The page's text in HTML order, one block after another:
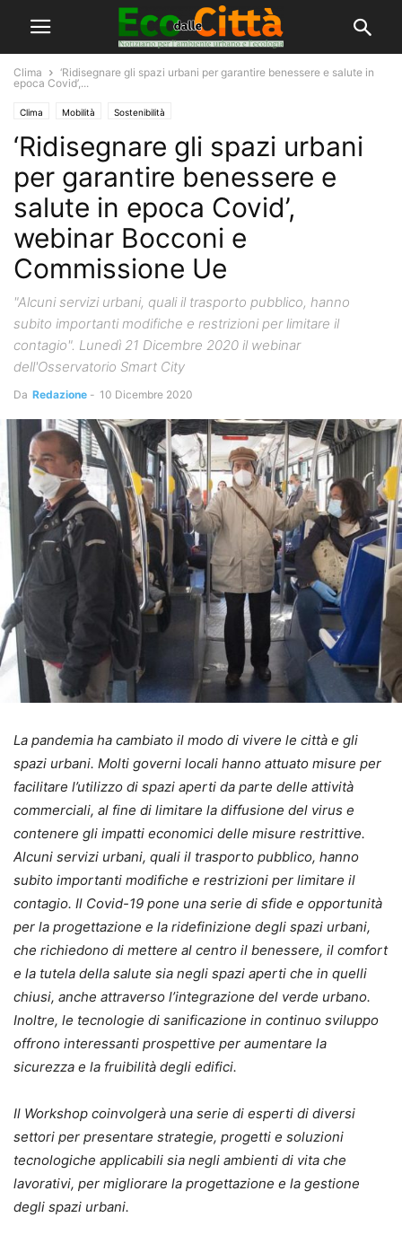
Clima
‘Ridisegnare gli spazi urbani per garantire benessere e salute in
epoca Covid’,...
Clima Mobilità Sostenibilità
‘Ridisegnare gli spazi urbani
per garantire benessere e
salute in epoca Covid’,
webinar Bocconi e
Commissione Ue
"Alcuni servizi urbani, quali il trasporto pubblico, hanno
subito importanti modifiche e restrizioni per limitare il
contagio". Lunedì 21 Dicembre 2020 il webinar
dell'Osservatorio Smart City
Da Redazione - 10 Dicembre 2020
La pandemia ha cambiato il modo di vivere le città e gli
spazi urbani. Molti governi locali hanno attuato misure per
facilitare l’utilizzo di spazi aperti da parte delle attività
commerciali, al fine di limitare la diffusione del virus e
contenere gli impatti economici delle misure restrittive.
Alcuni servizi urbani, quali il trasporto pubblico, hanno
subito importanti modifiche e restrizioni per limitare il
contagio. Il Covid-19 pone una serie di sfide e opportunità
per la progettazione e la ridefinizione degli spazi urbani,
che richiedono di mettere al centro il benessere, il comfort
e la tutela della salute sia negli spazi aperti che in quelli
chiusi, anche attraverso l’integrazione del verde urbano.
Inoltre, le tecnologie di sanificazione in continuo sviluppo
offrono interessanti prospettive per aumentare la
sicurezza e la fruibilità degli edifici.
Il Workshop coinvolgerà una serie di esperti di diversi
settori per presentare strategie, progetti e soluzioni
tecnologiche applicabili sia negli ambienti di vita che
lavorativi, per migliorare la progettazione e la gestione
degli spazi urbani.